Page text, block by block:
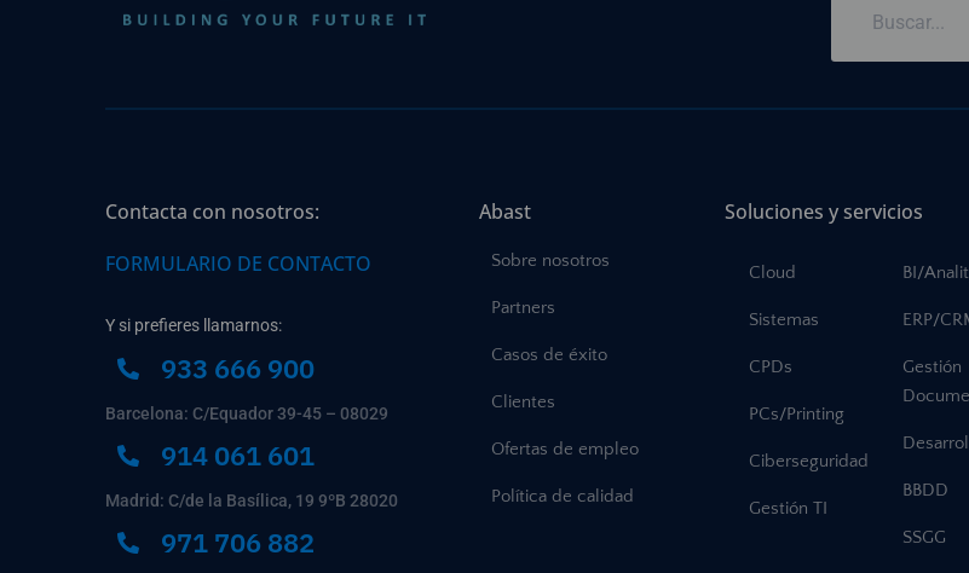
Contacta con nosotros:
FORMULARIO DE CONTACTO
Y si prefieres llamarnos:
933 666 900
Barcelona: C/Equador 39-45 – 08029
914 061 601
Madrid: C/de la Basílica, 19 9ºB 28020
971 706 882
Abast
Sobre nosotros
Partners
Casos de éxito
Clientes
Ofertas de empleo
Política de calidad
Soluciones y servicios
Cloud
Sistemas
CPDs
PCs/Printing
Ciberseguridad
Gestión TI
BI/
ERP/
Gestión
BBDD
SSGG